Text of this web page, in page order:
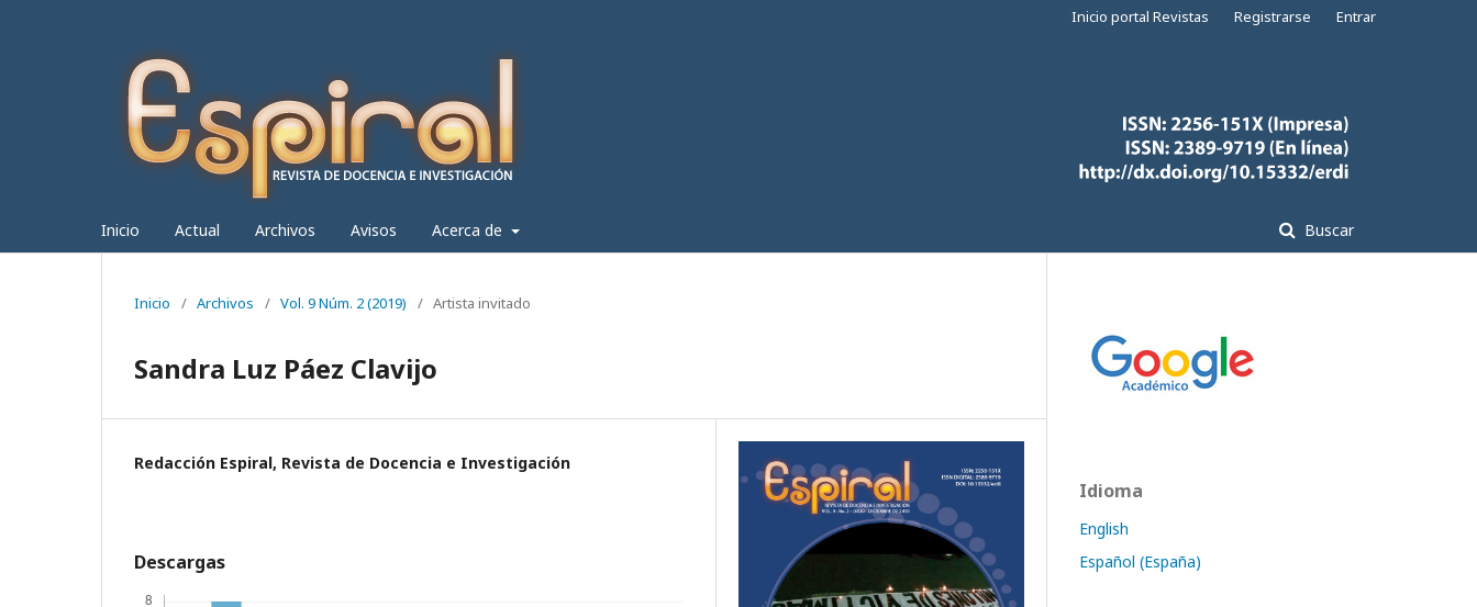
Inicio Actual Archivos Avisos Acerca de Buscar
Inicio portal Revistas Registrarse Entrar
Inicio / Archivos / Vol. 9 Núm. 2 (2019) / Artista invitado
Sandra Luz Páez Clavijo
Redacción Espiral, Revista de Docencia e Investigación
Descargas
Idioma
English
Español (España)